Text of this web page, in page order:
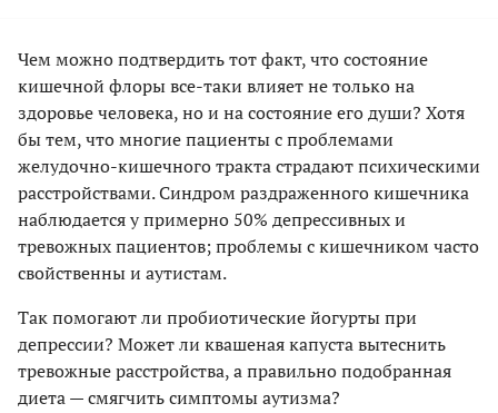
Чем можно подтвердить тот факт, что состояние
кишечной флоры все-таки влияет не только на
здоровье человека, но и на состояние его души? Хотя
бы тем, что многие пациенты с проблемами
желудочно-кишечного тракта страдают психическими
расстройствами. Синдром раздраженного кишечника
наблюдается у примерно 50% депрессивных и
тревожных пациентов; проблемы с кишечником часто
свойственны и аутистам.
Так помогают ли пробиотические йогурты при
депрессии? Может ли квашеная капуста вытеснить
тревожные расстройства, а правильно подобранная
диета — смягчить симптомы аутизма?